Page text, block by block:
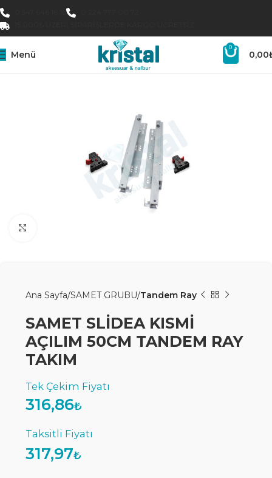
Menü
0
0,00
Ana Sayfa SAMET GRUBU Tandem Ray
SAMET SLİDEA KISMİ
AÇILIM 50CM TANDEM RAY
TAKIM
316,86₺
317,97₺